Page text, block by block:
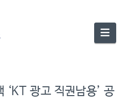
‘KT 광고 직권남용’ 공